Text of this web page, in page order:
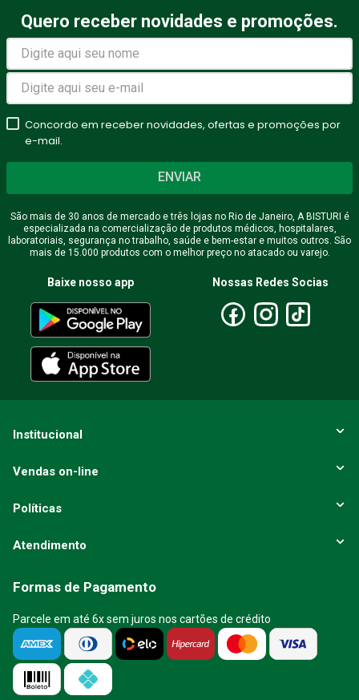
Quero receber novidades e promoções.
Concordo em receber novidades, ofertas e promoções por
e-mail.
ENVIAR
São mais de 30 anos de mercado e três lojas no Rio de Janeiro, A BISTURI é
especializada na comercialização de produtos médicos, hospitalares,
laboratoriais, segurança no trabalho, saúde e bem-estar e muitos outros. São
mais de 15.000 produtos com o melhor preço no atacado ou varejo.
Baixe nosso app Nossas Redes Socias
Institucional
Vendas on-line
Políticas
Atendimento
Formas de Pagamento
Parcele em até 6x sem juros nos cartões de crédito